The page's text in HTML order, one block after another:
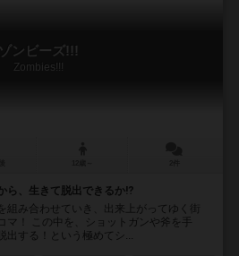
ゾンビーズ!!!
Zombies!!!
ら、生きて脱出できるか⁉︎
組み合わせていき、出来上がってゆく街
マ！ この中を、ショットガンや斧を手
出する！という極めてシ...